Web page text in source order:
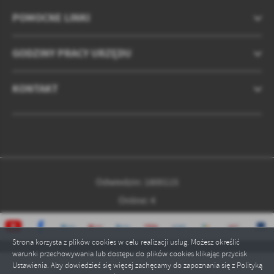
Strona korzysta z plików cookies w celu realizacji usług. Możesz określić
warunki przechowywania lub dostępu do plików cookies klikając przycisk
Ustawienia. Aby dowiedzieć się więcej zachęcamy do zapoznania się z Polityką
POMOCNE LINKI
GODZINY PRACY URZĘDU
KONTAKT
Odwiedzin: 1800115
Online: 4